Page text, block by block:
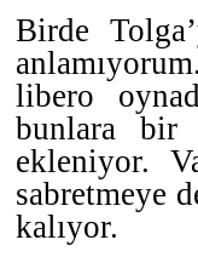
Birde
libero
bunlara bir
ekleniyor.
sabretmeye
kalıyor.